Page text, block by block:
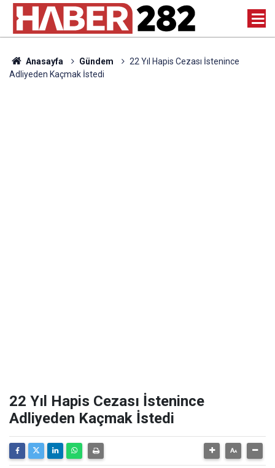
Anasayfa Gündem
22 Yıl Hapis Cezası İstenince
Adliyeden Kaçmak İstedi
22 Yıl Hapis Cezası İstenince
Adliyeden Kaçmak İstedi